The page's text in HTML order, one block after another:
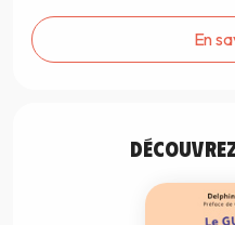
En